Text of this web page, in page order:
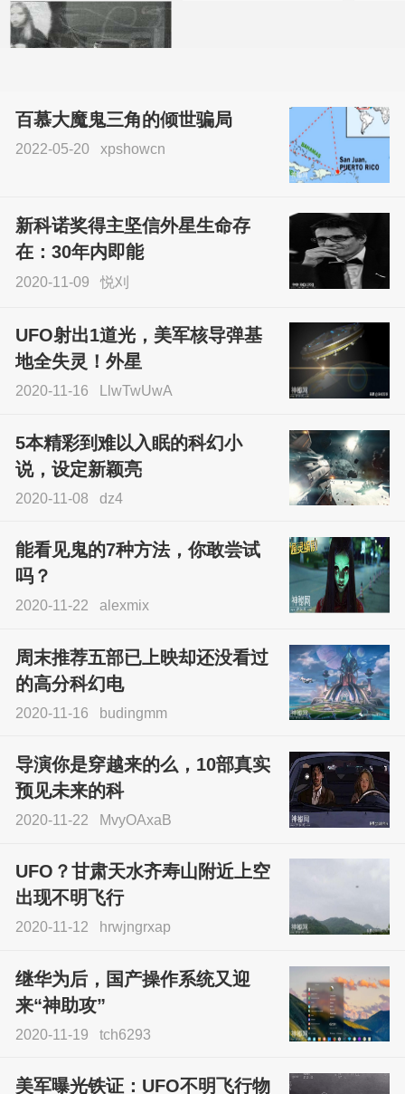
sskfn
百慕大魔鬼三角的倾世骗局
2022-05-20 xpshowcn
新科诺奖得主坚信外星生命存
在：30年内即能
2020-11-09 悦刈
UFO射出1道光，美军核导弹基
地全失灵！外星
2020-11-16 LlwTwUwA
5本精彩到难以入眠的科幻小
说，设定新颖亮
2020-11-08 dz4
能看见鬼的7种方法，你敢尝试
吗？
2020-11-22 alexmix
周末推荐五部已上映却还没看过
的高分科幻电
2020-11-16 budingmm
导演你是穿越来的么，10部真实
预见未来的科
2020-11-22 MvyOAxaB
UFO？甘肃天水齐寿山附近上空
出现不明飞行
2020-11-12 hrwjngrxap
继华为后，国产操作系统又迎
来“神助攻”
2020-11-19 tch6293
美军曝光铁证：UFO不明飞行物